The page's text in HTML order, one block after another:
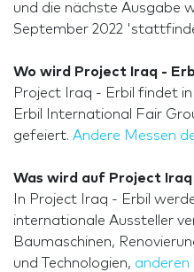
und die nächste Ausgabe
September 2022
Wo wird Project Iraq -
Project Iraq - Erbil findet
Erbil International Fair
gefeiert. Andere Messen
Was wird auf Project
In Project Iraq - Erbil
internationale Aussteller
Baumaschinen,
und Technologien, anderen